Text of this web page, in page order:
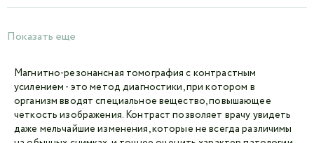
Показать еще
Магнитно-резонансная томография с контрастным
усилением - это метод диагностики, при котором в
организм вводят специальное вещество, повышающее
четкость изображения. Контраст позволяет врачу увидеть
даже мельчайшие изменения, которые не всегда различимы